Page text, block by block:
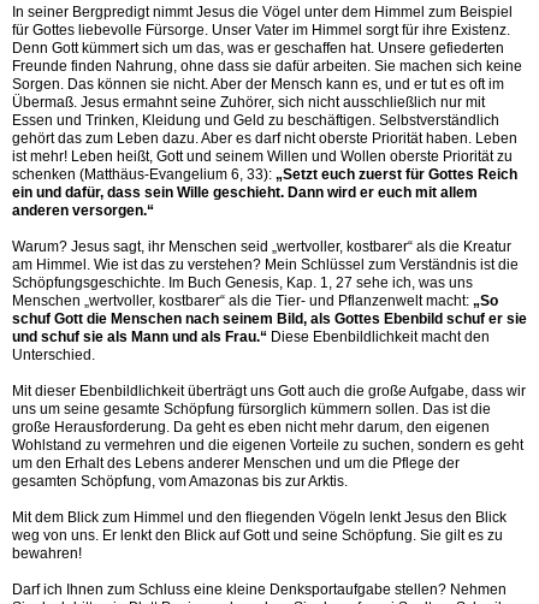
In seiner Bergpredigt nimmt Jesus die Vögel unter dem Himmel zum Beispiel
für Gottes liebevolle Fürsorge. Unser Vater im Himmel sorgt für ihre Existenz.
Denn Gott kümmert sich um das, was er geschaffen hat. Unsere gefiederten
Freunde finden Nahrung, ohne dass sie dafür arbeiten. Sie machen sich keine
Sorgen. Das können sie nicht. Aber der Mensch kann es, und er tut es oft im
Übermaß. Jesus ermahnt seine Zuhörer, sich nicht ausschließlich nur mit
Essen und Trinken, Kleidung und Geld zu beschäftigen. Selbstverständlich
gehört das zum Leben dazu. Aber es darf nicht oberste Priorität haben. Leben
ist mehr! Leben heißt, Gott und seinem Willen und Wollen oberste Priorität zu
schenken (Matthäus-Evangelium 6, 33): „Setzt euch zuerst für Gottes Reich
ein und dafür, dass sein Wille geschieht. Dann wird er euch mit allem
anderen versorgen.“
Warum? Jesus sagt, ihr Menschen seid „wertvoller, kostbarer“ als die Kreatur
am Himmel. Wie ist das zu verstehen? Mein Schlüssel zum Verständnis ist die
Schöpfungsgeschichte. Im Buch Genesis, Kap. 1, 27 sehe ich, was uns
Menschen „wertvoller, kostbarer“ als die Tier- und Pflanzenwelt macht: „So
schuf Gott die Menschen nach seinem Bild, als Gottes Ebenbild schuf er sie
und schuf sie als Mann und als Frau.“ Diese Ebenbildlichkeit macht den
Unterschied.
Mit dieser Ebenbildlichkeit überträgt uns Gott auch die große Aufgabe, dass wir
uns um seine gesamte Schöpfung fürsorglich kümmern sollen. Das ist die
große Herausforderung. Da geht es eben nicht mehr darum, den eigenen
Wohlstand zu vermehren und die eigenen Vorteile zu suchen, sondern es geht
um den Erhalt des Lebens anderer Menschen und um die Pflege der
gesamten Schöpfung, vom Amazonas bis zur Arktis.
Mit dem Blick zum Himmel und den fliegenden Vögeln lenkt Jesus den Blick
weg von uns. Er lenkt den Blick auf Gott und seine Schöpfung. Sie gilt es zu
bewahren!
Darf ich Ihnen zum Schluss eine kleine Denksportaufgabe stellen? Nehmen